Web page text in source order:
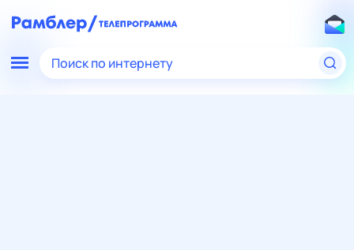
Поиск по интернету